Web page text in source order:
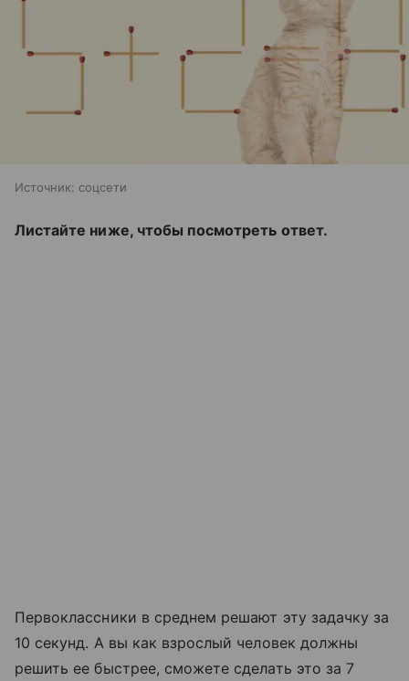
Источник: соцсети
Листайте ниже, чтобы посмотреть ответ.
Первоклассники в среднем решают эту задачку за
10 секунд. А вы как взрослый человек должны
решить ее быстрее, сможете сделать это за 7